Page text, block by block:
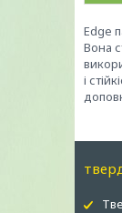
Edge
Вона
і